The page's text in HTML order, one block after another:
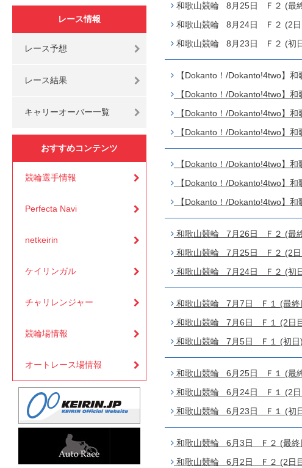
レース情報
レース予想
レース結果
キャリーオーバー一覧
おすすめコンテンツ
競輪選手情報
Perfecta Navi
netkeirin
ケイリンガル
チャリレンジャー
競輪場情報
オートレース場情報
和歌山競輪 8月25日 Ｆ２ (最
和歌山競輪 8月24日 Ｆ２ (2日
和歌山競輪 8月23日 Ｆ２ (初
【Dokanto！/Dokanto!4two】
【Dokanto！/Dokanto!4two】
【Dokanto！/Dokanto!4two】
【Dokanto！/Dokanto!4two】
【Dokanto！/Dokanto!4two】
【Dokanto！/Dokanto!4two】
【Dokanto！/Dokanto!4two】
和歌山競輪 7月26日 Ｆ２ (最
和歌山競輪 7月25日 Ｆ２ (2日
和歌山競輪 7月24日 Ｆ２ (初
和歌山競輪 7月7日 Ｆ１ (最終
和歌山競輪 7月6日 Ｆ１ (2日
和歌山競輪 7月5日 Ｆ１ (初日)
和歌山競輪 6月25日 Ｆ１ (最
和歌山競輪 6月24日 Ｆ１ (2日
和歌山競輪 6月23日 Ｆ１ (初
和歌山競輪 6月3日 Ｆ２ (最終
和歌山競輪 6月2日 Ｆ２ (2日